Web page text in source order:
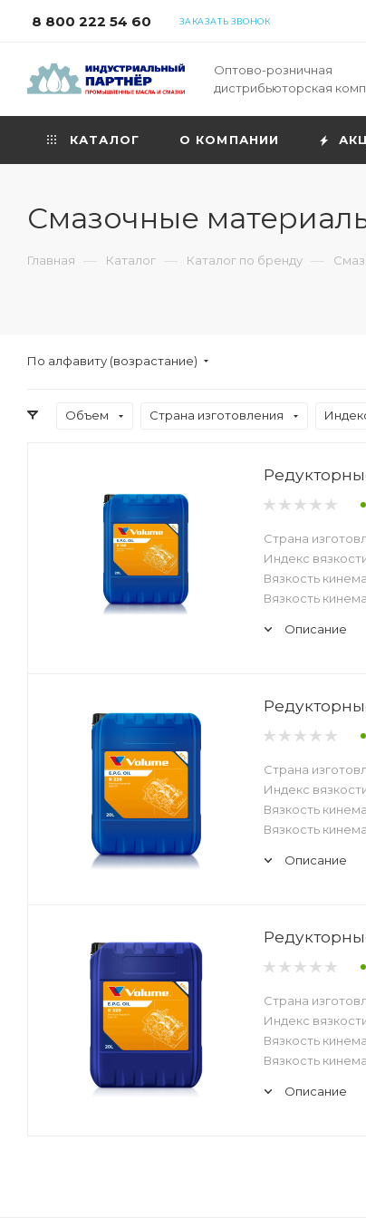
8 800 222 54 60 ЗАКАЗАТЬ ЗВОНОК
Оптово-розничная
дистрибьюторская
КАТАЛОГ О КОМПАНИИ
Смазочные
Главная — Каталог — Каталог по бренду —
По алфавиту (возрастание)
Объем Страна изготовления
Страна
Индекс
Вязкость
Вязкость
Описание
Страна
Индекс
Вязкость
Вязкость
Описание
Страна
Индекс
Вязкость
Вязкость
Описание